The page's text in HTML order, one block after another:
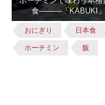
食―――「KABUKI」
おにぎり 日本食
ホーチミン 飯